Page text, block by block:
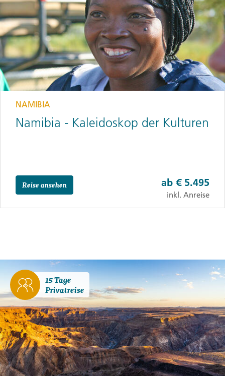
NAMIBIA
Namibia - Kaleidoskop der Kulturen
Reise ansehen ab € 5.495
inkl. Anreise
15 Tage
Privatreise